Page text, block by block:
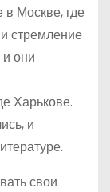
Москве, где
стремление
они
Харькове.
и
свои